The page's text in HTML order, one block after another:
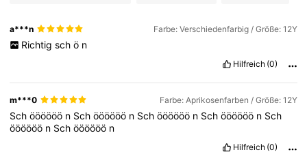
a***n Farbe: Verschiedenfarbig / Größe: 12Y
Richtig sch ö n
Hilfreich (0)
m***0 Farbe: Aprikosenfarben / Größe: 12Y
Schöööööö n Schöööööö n Schöööööö n Schöööööö n Sch
öööööö n Schöööööö n
Hilfreich (0)